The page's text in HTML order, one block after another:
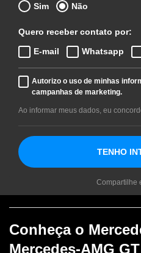
Sim
Não
Quero receber contato por:
E-mail
Whatsapp
Autorizo o uso de minhas
campanhas de marketing.
Ao informar meus dados, eu
TENHO
Compartilhe
Conheça o
Mercedes-AMG